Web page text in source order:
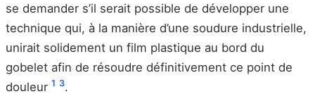
se demander s’il serait possible de développer une
technique qui, à la manière d’une soudure industrielle,
unirait solidement un film plastique au bord du
gobelet afin de résoudre définitivement ce point de
douleur 1 3.